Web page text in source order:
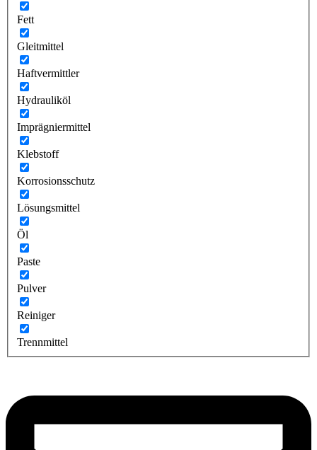
Fett
Gleitmittel
Haftvermittler
Hydrauliköl
Imprägniermittel
Klebstoff
Korrosionsschutz
Lösungsmittel
Öl
Paste
Pulver
Reiniger
Trennmittel